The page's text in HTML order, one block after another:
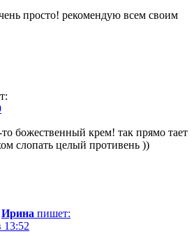
просто! рекомендую всем своим
божественный крем! так прямо тает
слопать целый противень ))
Ирина пишет:
13:52